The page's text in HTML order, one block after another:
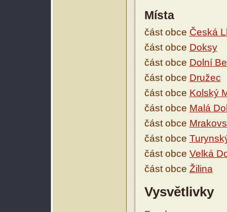
Místa
část obce Česká
část obce Doksy
část obce Dolní
část obce Družec
část obce Kolský
část obce Malá
část obce
část obce
část obce Velká
část obce Žilina
Vysvětlivky